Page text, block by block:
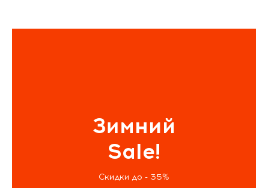
Зимний
Sale!
Скидки до - 35%